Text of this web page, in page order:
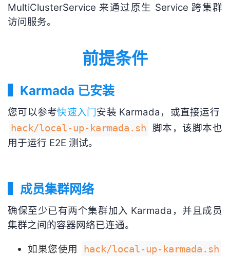
动
关
的
者
学
堂
的
课
程
我
的
认
我
的
我
我
支
持
我
技
术
支
的
云
声
MultiClusterService 来通过原生 Service 跨集群
访问服务。
前提条件
▍Karmada 已安装
您可以参考快速入门安装 Karmada，或直接运行
hack/local-up-karmada.sh
脚本，该脚本也
用于运行 E2E 测试。
▍成员集群网络
确保至少已有两个集群加入 Karmada，并且成员
集群之间的容器网络已连通。
如果您使用 hack/local-up-karmada.sh